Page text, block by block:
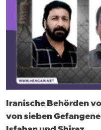
Iranische Behörden
von sieben